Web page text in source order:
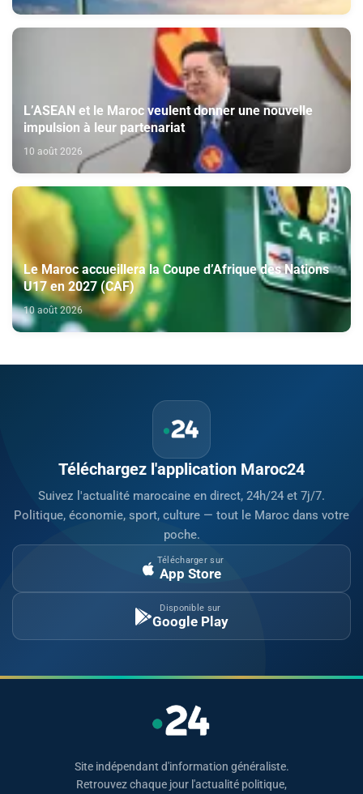
L’ASEAN et le Maroc veulent donner une nouvelle
impulsion à leur partenariat
10 août 2026
Le Maroc accueillera la Coupe d’Afrique des Nations
U17 en 2027 (CAF)
10 août 2026
Téléchargez l'application Maroc24
Suivez l'actualité marocaine en direct, 24h/24 et 7j/7.
Politique, économie, sport, culture — tout le Maroc dans votre
poche.
Télécharger sur
App Store
Disponible sur
Google Play
Site indépendant d'information généraliste.
Retrouvez chaque jour l'actualité politique,